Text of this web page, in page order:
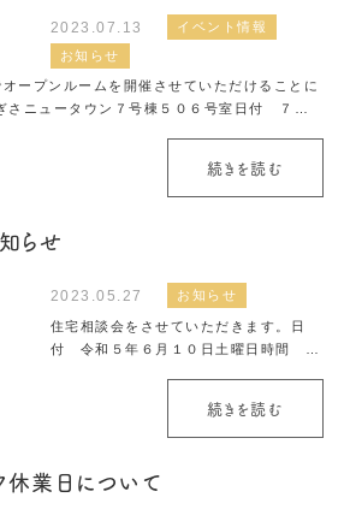
2023.07.13
イベント情報
お知らせ
ープンルームを開催させていただけることに
ニュータウン７号棟５０６号室日付 ７月
続きを読む
らせ
2023.05.27 お知らせ
住宅相談会をさせていただきます。日
付 令和５年６月１０日土曜日時間
特典を記載しておりますのでご確認くだ
さい！ 皆様の参...
続きを読む
休業日について